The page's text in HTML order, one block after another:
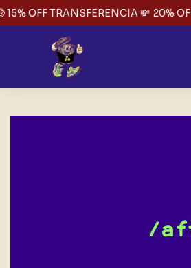
OFF TRANSFERENCIA 💸 20% OFF